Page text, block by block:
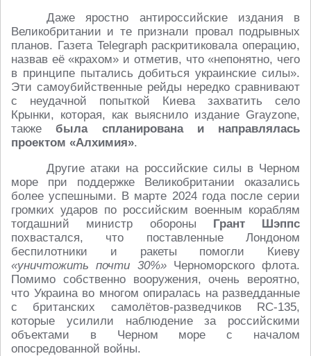
Даже яростно антироссийские издания в
Великобритании и те признали провал подрывных
планов. Газета Telegraph раскритиковала операцию,
назвав её «крахом» и отметив, что «непонятно, чего
в принципе пытались добиться украинские силы».
Эти самоубийственные рейды нередко сравнивают
с неудачной попыткой Киева захватить село
Крынки, которая, как выяснило издание Grayzone,
такжебыла спланирована и направлялась
проектом «Алхимия».
Другие атаки на российские силы в Черном
море при поддержке Великобритании оказались
более успешными. В марте 2024 года после серии
громких ударов по российским военным кораблям
тогдашний министр обороны Грант Шэппс
похвастался, что поставленные Лондоном
беспилотники и ракеты помогли Киеву
«уничтожить почти 30%»Черноморского флота.
Помимо собственно вооружения, очень вероятно,
что Украина во многом опиралась на разведданные
с британских самолётов-разведчиков RC-135,
которые усилили наблюдение за российскими
объектами в Черном море с началом
опосредованной войны.